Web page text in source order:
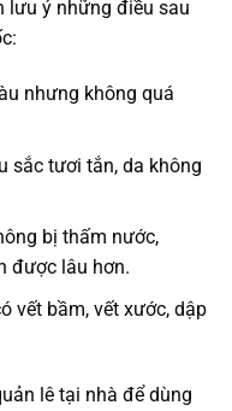
lưu ý những điều sau
nhưng không quá
sắc tươi tắn, da không
bị thấm nước,
được lâu hơn.
vết bầm, vết xước, dập
lê tại nhà để dùng